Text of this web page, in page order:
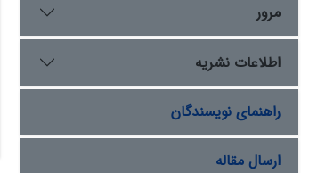
مرور
اطلاعات نشریه
راهنمای نویسندگان
ارسال مقاله